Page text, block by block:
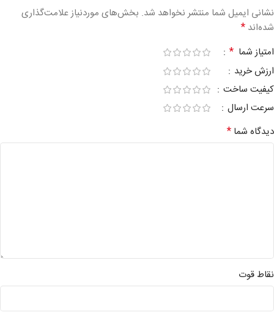
نشانی ایمیل شما منتشر نخواهد شد. بخش‌های موردنیاز علامت‌گذاری
شده‌اند *
امتیاز شما *
ارزش خرید
کیفیت ساخت
سرعت ارسال
دیدگاه شما *
نقاط قوت